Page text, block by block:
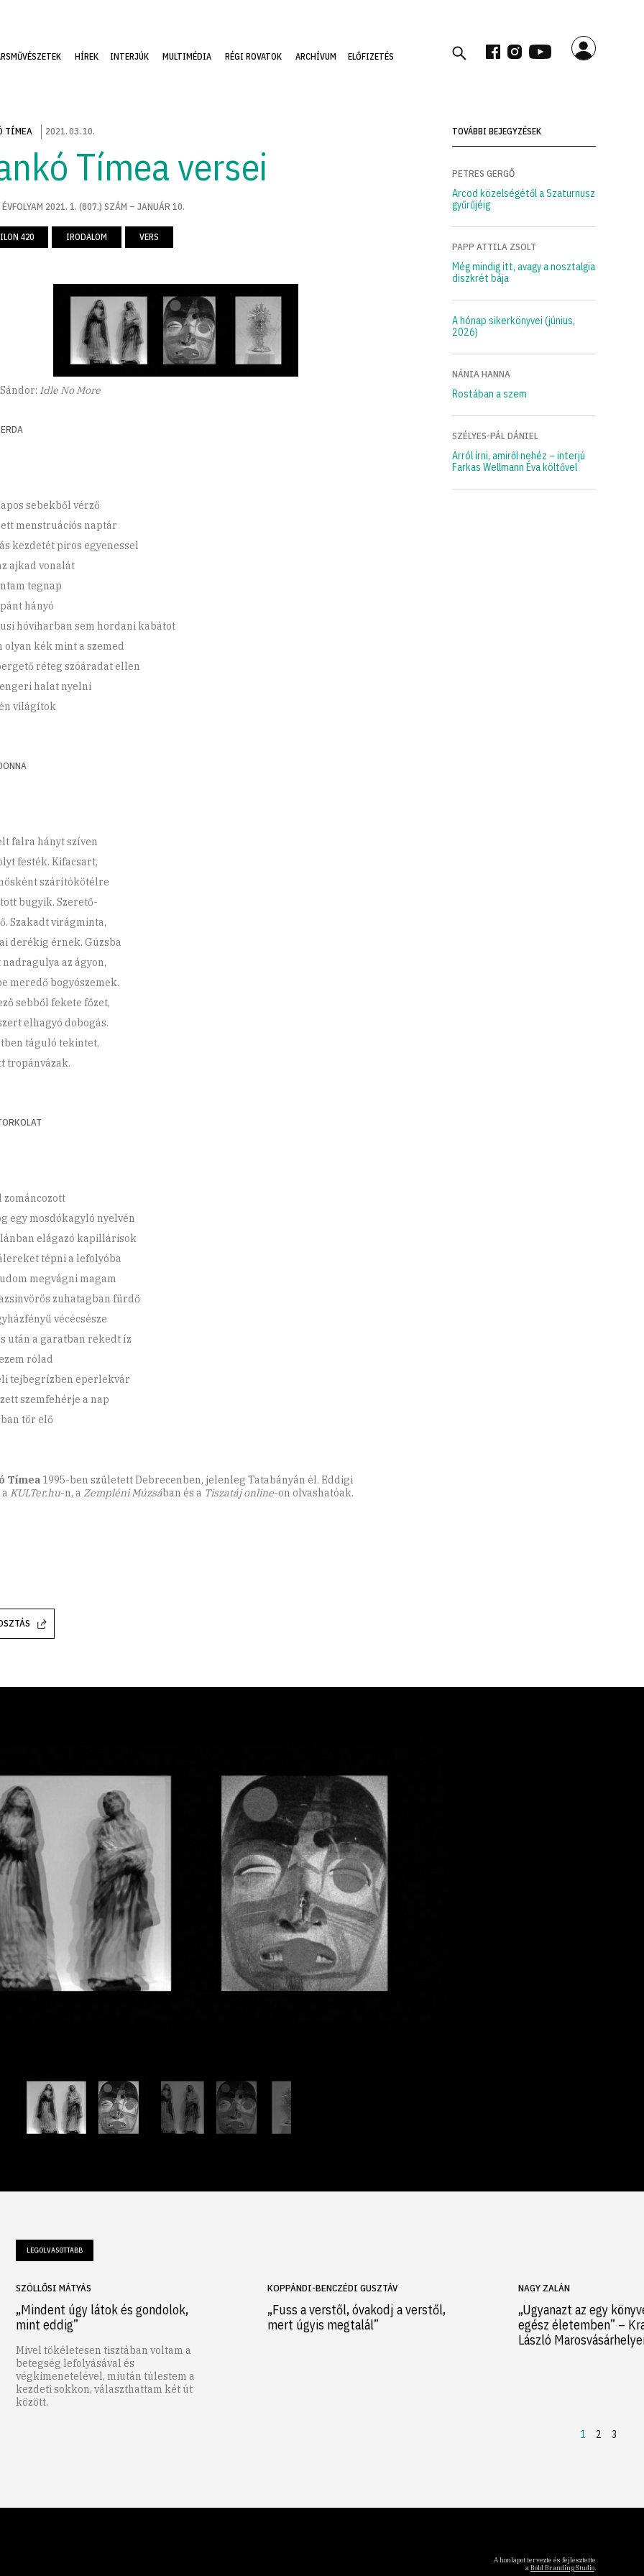
HÍREK INTERJÚK MULTIMÉDIA RÉGI ROVATOK ARCHÍVUM ELŐFIZETÉS
TÍMEA 2021.03. 10.
Tímea versei
2021. 1. (807.) SZÁM – JANUÁR 10.
420 IRODALOM VERS
Idle No More
sebekből vérző
menstruációs naptár
kezdetét piros egyenessel
ajkad vonalát
tegnap
hányó
hóviharban sem hordani kabátot
olyan kék mint a szemed
réteg szóáradat ellen
halat nyelni
világítok
falra hányt szíven
festék. Kifacsart,
szárítókötélre
bugyik. Szerető-
Szakadt virágminta,
derékig érnek. Gúzsba
az ágyon,
meredő bogyószemek.
sebből fekete főzet,
elhagyó dobogás.
táguló tekintet,
tropánvázak.
zománcozott
egy mosdókagyló nyelvén
elágazó kapillárisok
tépni a lefolyóba
megvágni magam
zuhatagban fürdő
vécécsésze
után a garatban rekedt íz
rólad
tejbegrízben eperlekvár
szemfehérje a nap
tör elő
Tímea1995-ben született Debrecenben, jelenleg Tatabányán él. Eddigi
KULTer.hu-n, a Zempléni Múzsában és a Tiszatáj online-on olvashatóak.
TOVÁBBI BEJEGYZÉSEK
PETRES GERGŐ
Arcod közelségétől a Szaturnusz
gyűrűjéig
PAPP ATTILA ZSOLT
Még mindig itt, avagy a nosztalgia
diszkrét bája
A hónap sikerkönyvei (június,
2026)
NÁNIA HANNA
Rostában a szem
SZÉLYES-PÁL DÁNIEL
Arról írni, amiről nehéz – interjú
Farkas Wellmann Éva költővel
LEGOLVASOTTABB
SZÖLLŐSI MÁTYÁS
„Mindent úgy látok és gondolok,
mint eddig”
Mivel tökéletesen tisztában voltam a
betegség lefolyásával és
végkimenetelével, miután túlestem a
kezdeti sokkon, választhattam két út
között.
KOPPÁNDI-BENCZÉDI GUSZTÁV
„Fuss a verstől, óvakodj a verstől,
mert úgyis megtalál”
NAGY ZALÁN
„Ugyanazt az egy
egész életemben” –
László
1 2 3
A honlapot tervezte és fejlesztette
aBold Branding Studio.